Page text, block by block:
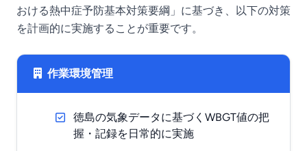
おける熱中症予防基本対策要綱」に基づき、以下の対策
を計画的に実施することが重要です。
作業環境管理
徳島の気象データに基づくWBGT値の把
握・記録を日常的に実施